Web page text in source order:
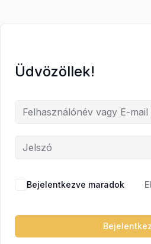
Üdvözöllek!
Bejelentkezve maradok